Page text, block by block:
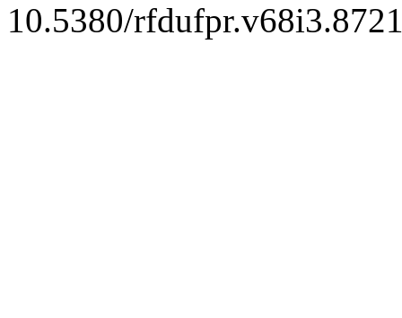
10.5380/